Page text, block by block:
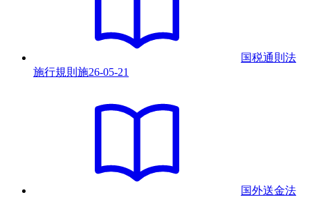
国税通則法
施行規則 施26-05-21
国外送金法